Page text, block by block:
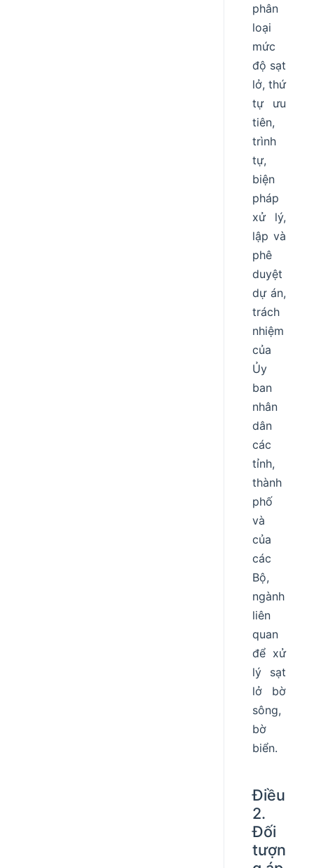
phân
loại
mức
độ sạt
lở, thứ
tự ưu
tiên,
trình
tự,
biện
pháp
xử lý,
lập và
phê
duyệt
dự án,
trách
nhiệm
của
Ủy
ban
nhân
dân
các
tỉnh,
thành
phố
và
của
các
Bộ,
ngành
liên
quan
để xử
lý sạt
lở bờ
sông,
bờ
biển.
Điều
2.
Đối
tượn